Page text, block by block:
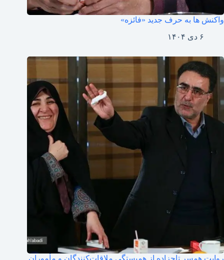
واکنش ها به حرف جدید «فائزه»
۶ دی ۱۴۰۴